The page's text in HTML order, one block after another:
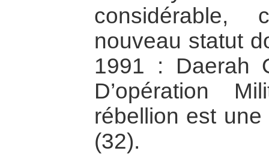
considérable,
nouveau statut
1991 : Daerah
D’opération
rébellion est
(32).